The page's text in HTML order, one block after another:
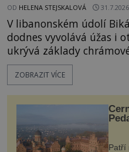
OD HELENA STEJSKALOVÁ 31.7.2026
V libanonském údolí
dodnes vyvolává úžas i
ukrývá základy
kameny tak obrovské, že
přesunout. Některé
kolosů dokonce odhadem až
moderních strojů
dopravit a přesně u
ZOBRAZIT VÍCE
Patří